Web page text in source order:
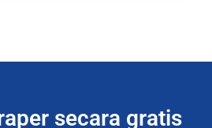
secara gratis